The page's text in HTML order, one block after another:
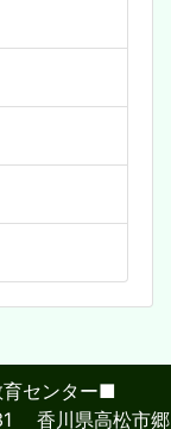
センター■
香川県高松市郷